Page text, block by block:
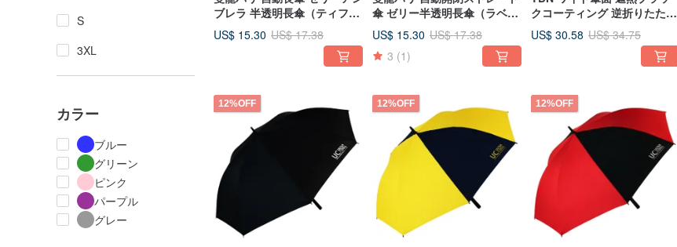
S
3XL
カラー
ブルー
グリーン
ピンク
パープル
グレー
ブレラ 半透明長傘（ティフィ
ングリーン）
US$ 15.30 US$ 17.38
傘 ゼリー半透明長傘（ラベン
ダーパープル）
US$ 15.30 US$ 17.38
3 (1)
クコーティング 逆折りたたみ
自動開閉傘（霧緑色）
US$ 30.58 US$ 34.75
12%OFF 12%OFF 12%OFF